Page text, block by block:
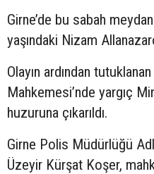
Girne’de bu sabah
yaşındaki Nizam
Olayın ardından
Mahkemesi’nde yargıç
huzuruna çıkarıldı.
Girne Polis Müdürlüğü
Üzeyir Kürşat Koşer,